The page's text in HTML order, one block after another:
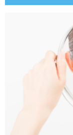
エラのラインが
横顔のバラン
インビザライン(
目の大きさは
鼻の形は変化し